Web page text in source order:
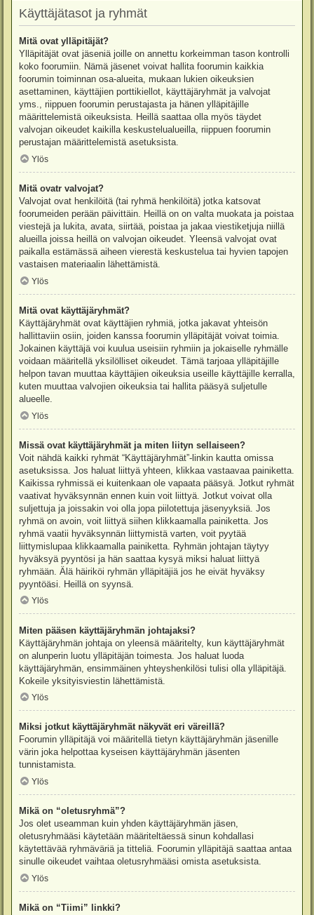
Käyttäjätasot ja ryhmät
Mitä ovat ylläpitäjät?
Ylläpitäjät ovat jäseniä joille on annettu korkeimman tason kontrolli
koko foorumiin. Nämä jäsenet voivat hallita foorumin kaikkia
foorumin toiminnan osa-alueita, mukaan lukien oikeuksien
asettaminen, käyttäjien porttikiellot, käyttäjäryhmät ja valvojat
yms., riippuen foorumin perustajasta ja hänen ylläpitäjille
määrittelemistä oikeuksista. Heillä saattaa olla myös täydet
valvojan oikeudet kaikilla keskustelualueilla, riippuen foorumin
perustajan määrittelemistä asetuksista.
Ylös
Mitä ovatr valvojat?
Valvojat ovat henkilöitä (tai ryhmä henkilöitä) jotka katsovat
foorumeiden perään päivittäin. Heillä on on valta muokata ja poistaa
viestejä ja lukita, avata, siirtää, poistaa ja jakaa viestiketjuja niillä
alueilla joissa heillä on valvojan oikeudet. Yleensä valvojat ovat
paikalla estämässä aiheen vierestä keskustelua tai hyvien tapojen
vastaisen materiaalin lähettämistä.
Ylös
Mitä ovat käyttäjäryhmät?
Käyttäjäryhmät ovat käyttäjien ryhmiä, jotka jakavat yhteisön
hallittaviin osiin, joiden kanssa foorumin ylläpitäjät voivat toimia.
Jokainen käyttäjä voi kuulua useisiin ryhmiin ja jokaiselle ryhmälle
voidaan määritellä yksilölliset oikeudet. Tämä tarjoaa ylläpitäjille
helpon tavan muuttaa käyttäjien oikeuksia useille käyttäjille kerralla,
kuten muuttaa valvojien oikeuksia tai hallita pääsyä suljetulle
alueelle.
Ylös
Missä ovat käyttäjäryhmät ja miten liityn sellaiseen?
Voit nähdä kaikki ryhmät “Käyttäjäryhmät”-linkin kautta omissa
asetuksissa. Jos haluat liittyä yhteen, klikkaa vastaavaa painiketta.
Kaikissa ryhmissä ei kuitenkaan ole vapaata pääsyä. Jotkut ryhmät
vaativat hyväksynnän ennen kuin voit liittyä. Jotkut voivat olla
suljettuja ja joissakin voi olla jopa piilotettuja jäsenyyksiä. Jos
ryhmä on avoin, voit liittyä siihen klikkaamalla painiketta. Jos
ryhmä vaatii hyväksynnän liittymistä varten, voit pyytää
liittymislupaa klikkaamalla painiketta. Ryhmän johtajan täytyy
hyväksyä pyyntösi ja hän saattaa kysyä miksi haluat liittyä
ryhmään. Älä häiriköi ryhmän ylläpitäjiä jos he eivät hyväksy
pyyntöäsi. Heillä on syynsä.
Ylös
Miten pääsen käyttäjäryhmän johtajaksi?
Käyttäjäryhmän johtaja on yleensä määritelty, kun käyttäjäryhmät
on alunperin luotu ylläpitäjän toimesta. Jos haluat luoda
käyttäjäryhmän, ensimmäinen yhteyshenkilösi tulisi olla ylläpitäjä.
Kokeile yksityisviestin lähettämistä.
Ylös
Miksi jotkut käyttäjäryhmät näkyvät eri väreillä?
Foorumin ylläpitäjä voi määritellä tietyn käyttäjäryhmän jäsenille
värin joka helpottaa kyseisen käyttäjäryhmän jäsenten
tunnistamista.
Ylös
Mikä on “oletusryhmä”?
Jos olet useamman kuin yhden käyttäjäryhmän jäsen,
oletusryhmääsi käytetään määriteltäessä sinun kohdallasi
käytettävää ryhmäväriä ja titteliä. Foorumin ylläpitäjä saattaa antaa
sinulle oikeudet vaihtaa oletusryhmääsi omista asetuksista.
Ylös
Mikä on “Tiimi” linkki?